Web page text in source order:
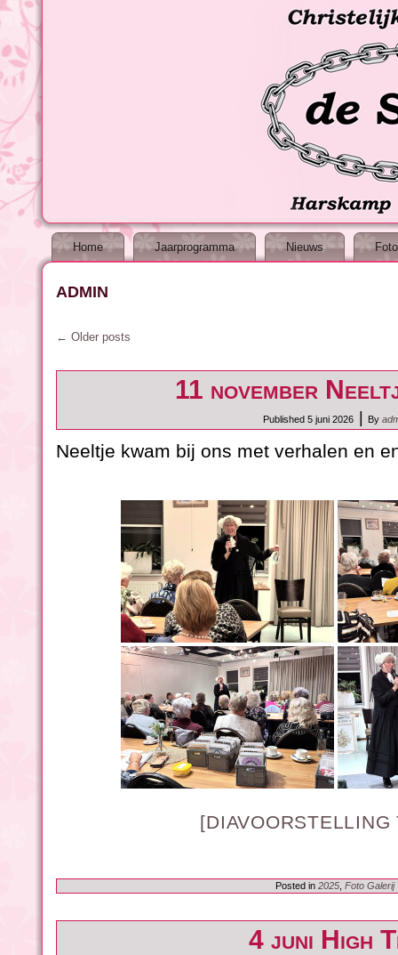
Home Jaarprogramma Nieuws
admin
← Older posts
11 november
Published 5 juni 2026 By
Neeltje kwam bij ons met verhalen en
[DIAVOORSTELLING
Posted in 2025 Foto Galerij
4 juni High